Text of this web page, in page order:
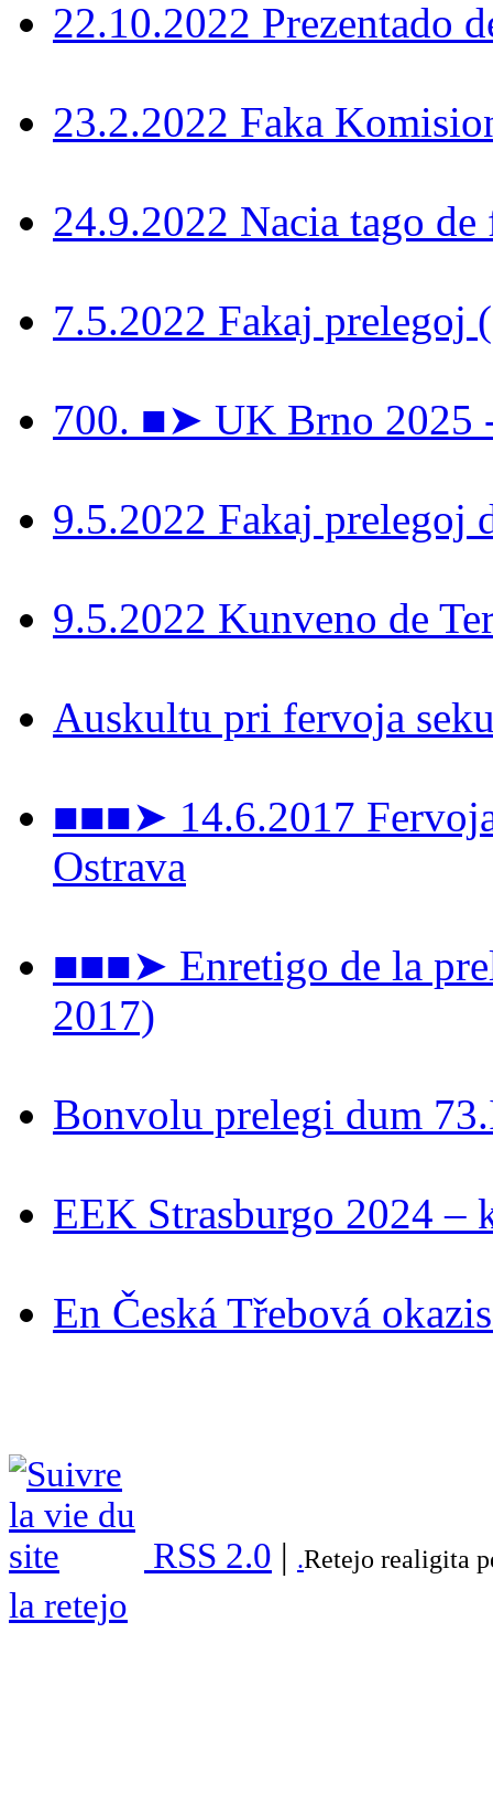
22.10.2022 Prezentado
23.2.2022 Faka
24.9.2022 Nacia tago
7.5.2022 Fakaj prelegoj
700. ■➤ UK Brno 2025
9.5.2022 Fakaj prelegoj
9.5.2022 Kunveno de
Auskultu pri fervoja
■■■➤ 14.6.2017
Ostrava
■■■➤ Enretigo de la
2017)
Bonvolu prelegi dum
EEK Strasburgo 2024 –
En Česká Třebová
RSS 2.0 | .Retejo realigita
la retejo